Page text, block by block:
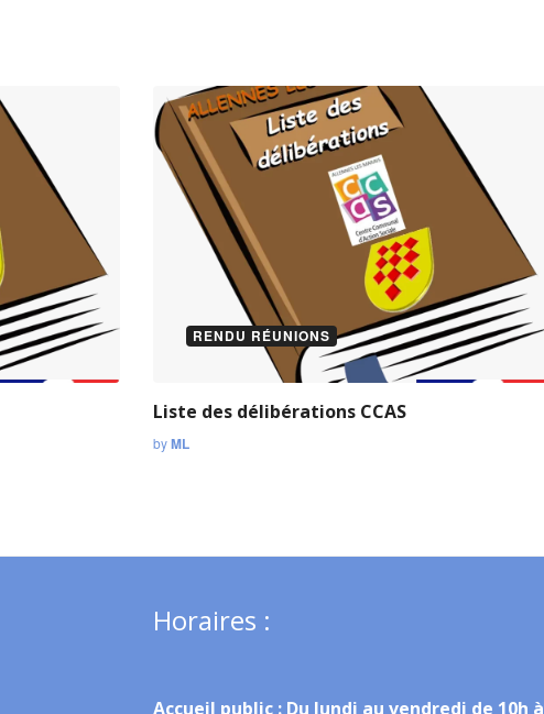
RENDU RÉUNIONS
Liste des délibérations CCAS
byML
Horaires :
Accueil public : Du lundi au vendredi de 10h à